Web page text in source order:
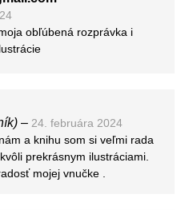
knihe Dickensovo
Farbisté a emotívne
celým dianím a výraznou
ústredné myšlienky diela a
pohladiť dušu čitateľa.
ľudí, ktorí stále nemali
koledou v jej prapôvodnej
stručnú a jasnú radu – čo
obľúbená rozprávka i
– 24. februára 2024
a knihu som si veľmi rada
prekrásnym ilustráciami.
mojej vnučke .